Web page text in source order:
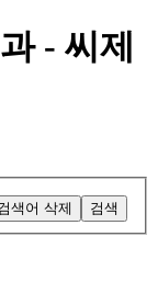
- 씨제
색어 삭제 검색